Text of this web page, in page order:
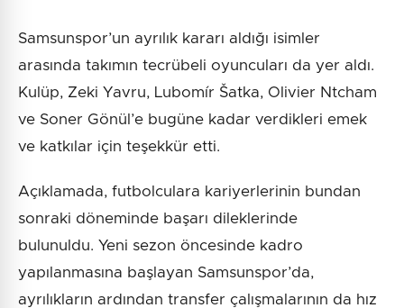
Samsunspor’un ayrılık kararı aldığı isimler
arasında takımın tecrübeli oyuncuları da yer aldı.
Kulüp, Zeki Yavru, Lubomír Šatka, Olivier Ntcham
ve Soner Gönül’e bugüne kadar verdikleri emek
ve katkılar için teşekkür etti.
Açıklamada, futbolculara kariyerlerinin bundan
sonraki döneminde başarı dileklerinde
bulunuldu. Yeni sezon öncesinde kadro
yapılanmasına başlayan Samsunspor’da,
ayrılıkların ardından transfer çalışmalarının da hız